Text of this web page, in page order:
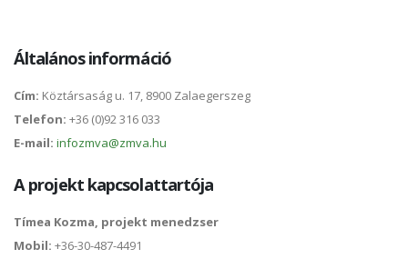
Általános információ
Cím: Köztársaság u. 17, 8900 Zalaegerszeg
Telefon: +36 (0)92 316 033
E-mail: infozmva@zmva.hu
A projekt kapcsolattartója
Tímea Kozma, projekt menedzser
Mobil: +36-30-487-4491